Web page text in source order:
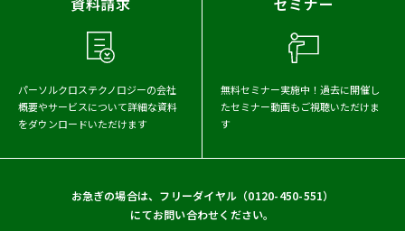
パーソルクロステクノロジーの会社
概要やサービスについて詳細な資料
をダウンロードいただけます
無料セミナー実施中！ 過去に開催し
たセミナー動画もご視聴いただけま
す
お急ぎの場合は、フリーダイヤル（0120-450-551）
にてお問い合わせください。